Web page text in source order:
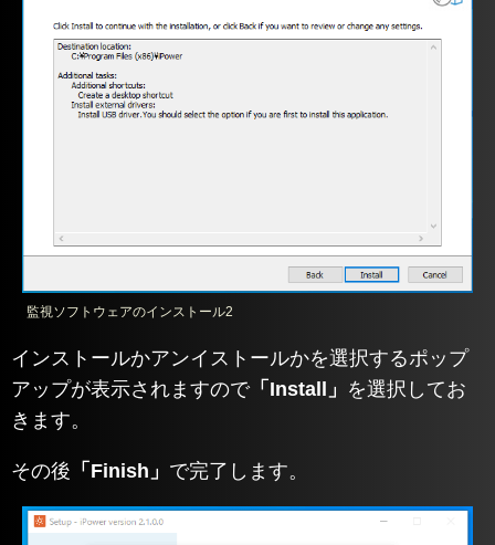
監視ソフトウェアのインストール2
インストールかアンイストールかを選択するポップ
アップが表示されますので「Install」 を選択してお
きます。
その後 「Finish」 で完了します。